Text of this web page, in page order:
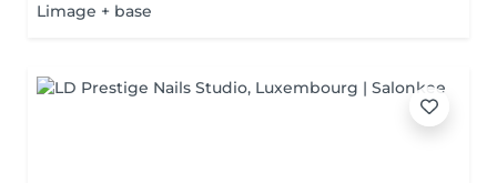
Limage + base